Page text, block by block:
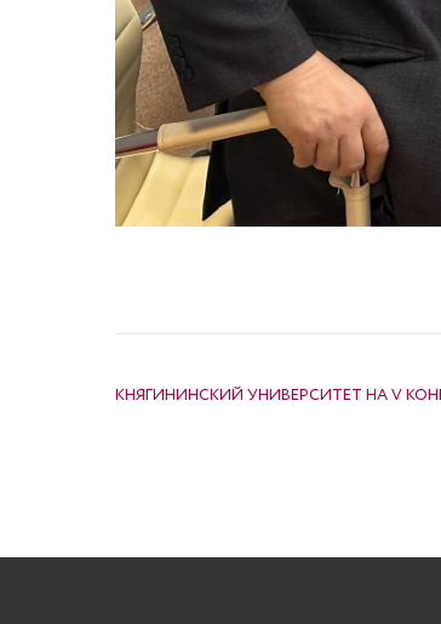
КНЯГИНИНСКИЙ УНИВЕРСИТЕТ НА V